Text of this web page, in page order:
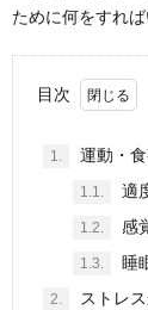
ために何をすれ
目次
1. 運動・
1.1. 適
1.2. 感
1.3. 睡
2. ストレ